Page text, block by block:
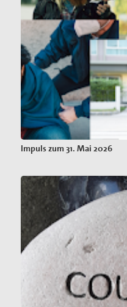
Impuls zum 31. Mai 2026